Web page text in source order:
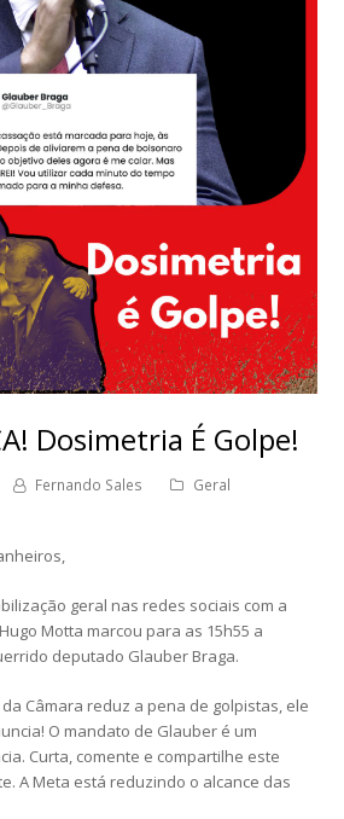
Dosimetria É Golpe!
Fernando Sales
Geral
geral nas redes sociais com a
Motta marcou para as 15h55 a
deputado Glauber Braga.
Câmara reduz a pena de golpistas, ele
O mandato de Glauber é um
Curta, comente e compartilhe este
A Meta está reduzindo o alcance das